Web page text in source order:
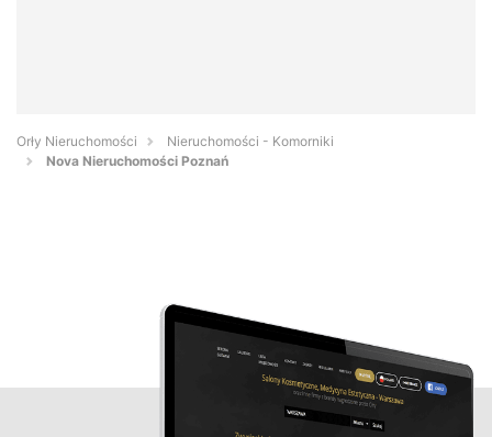
Orły Nieruchomości
Nieruchomości - Komorniki
Nova Nieruchomości Poznań